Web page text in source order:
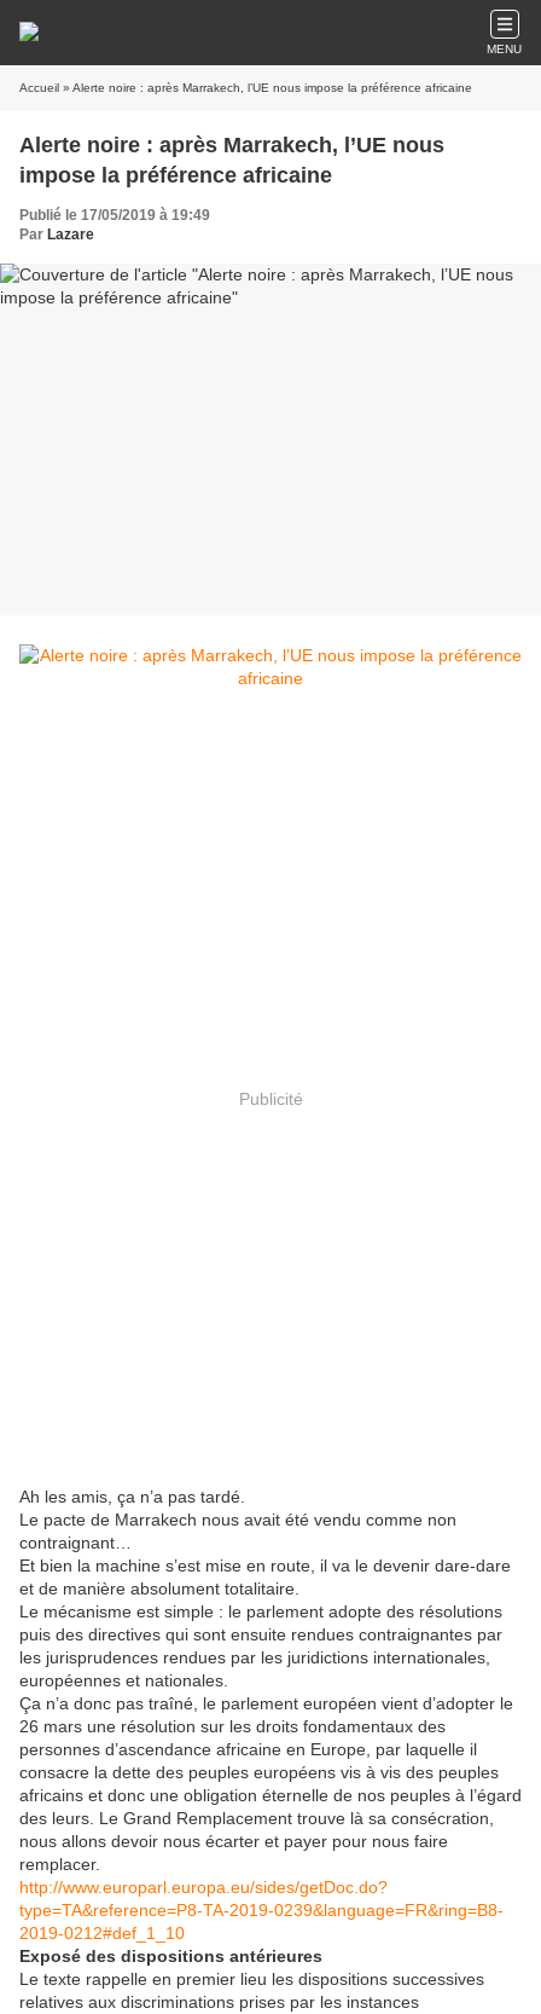
MENU
Accueil » Alerte noire : après Marrakech, l’UE nous impose la préférence africaine
Alerte noire : après Marrakech, l’UE nous
impose la préférence africaine
Publié le 17/05/2019 à 19:49
Par Lazare
Publicité
Ah les amis, ça n’a pas tardé.
Le pacte de Marrakech nous avait été vendu comme non
contraignant…
Et bien la machine s’est mise en route, il va le devenir dare-dare
et de manière absolument totalitaire.
Le mécanisme est simple : le parlement adopte des résolutions
puis des directives qui sont ensuite rendues contraignantes par
les jurisprudences rendues par les juridictions internationales,
européennes et nationales.
Ça n’a donc pas traîné, le parlement européen vient d’adopter le
26 mars une résolution sur les droits fondamentaux des
personnes d’ascendance africaine en Europe, par laquelle il
consacre la dette des peuples européens vis à vis des peuples
africains et donc une obligation éternelle de nos peuples à l’égard
des leurs. Le Grand Remplacement trouve là sa consécration,
nous allons devoir nous écarter et payer pour nous faire
remplacer.
http://www.europarl.europa.eu/sides/getDoc.do?
type=TA&reference=P8-TA-2019-0239&language=FR&ring=B8-
2019-0212#def_1_10
Exposé des dispositions antérieures
Le texte rappelle en premier lieu les dispositions successives
relatives aux discriminations prises par les instances